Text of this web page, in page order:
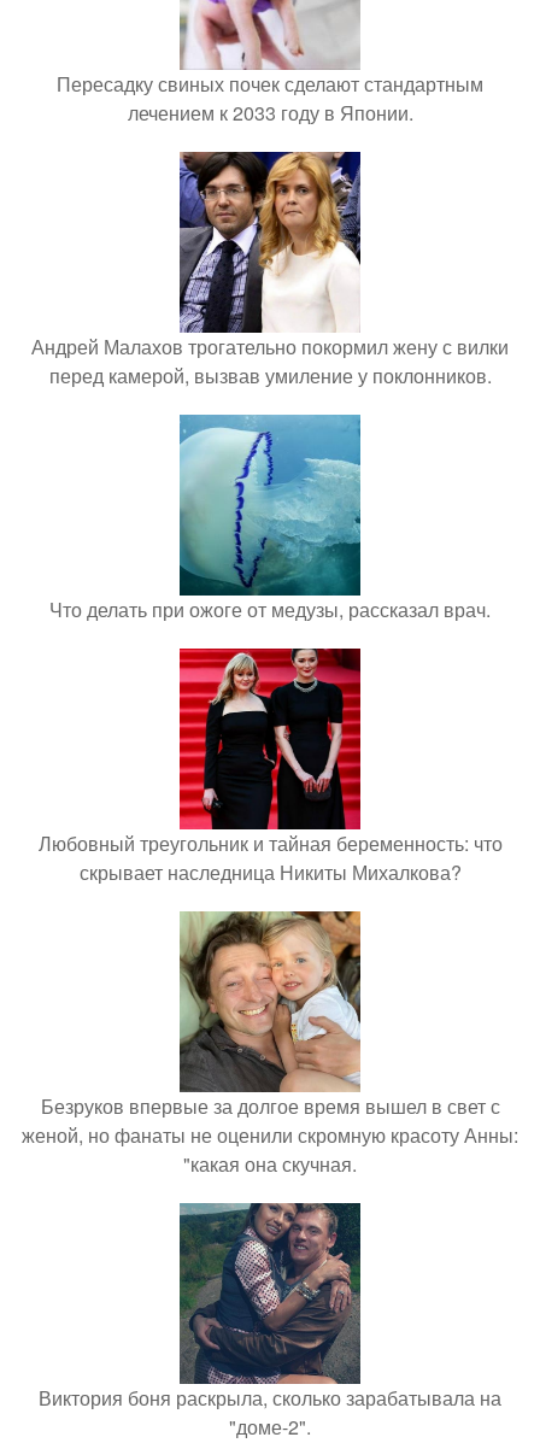
Пересадку свиных почек сделают стандартным
лечением к 2033 году в Японии.
Андрей Малахов трогательно покормил жену с вилки
перед камерой, вызвав умиление у поклонников.
Что делать при ожоге от медузы, рассказал врач.
Любовный треугольник и тайная беременность: что
скрывает наследница Никиты Михалкова?
Безруков впервые за долгое время вышел в свет с
женой, но фанаты не оценили скромную красоту Анны:
"какая она скучная.
Виктория боня раскрыла, сколько зарабатывала на
"доме-2".